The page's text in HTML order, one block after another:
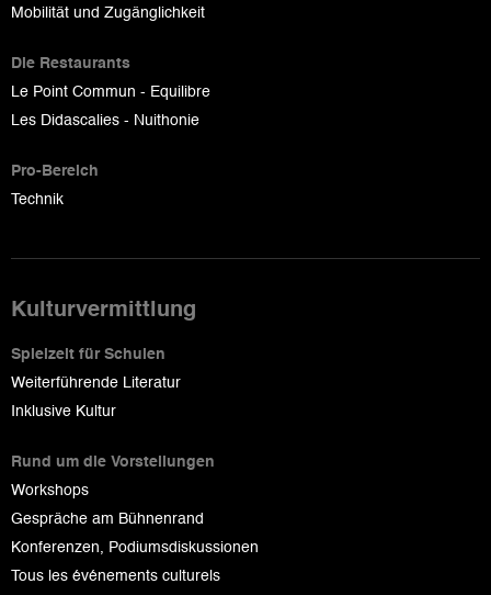
Mobilität und Zugänglichkeit
Die Restaurants
Le Point Commun - Equilibre
Les Didascalies - Nuithonie
Pro-Bereich
Technik
Kulturvermittlung
Spielzeit für Schulen
Weiterführende Literatur
Inklusive Kultur
Rund um die Vorstellungen
Workshops
Gespräche am Bühnenrand
Konferenzen, Podiumsdiskussionen
Tous les événements culturels